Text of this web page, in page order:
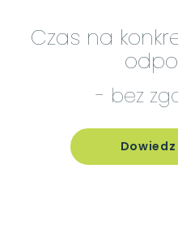
Czas na
- bez